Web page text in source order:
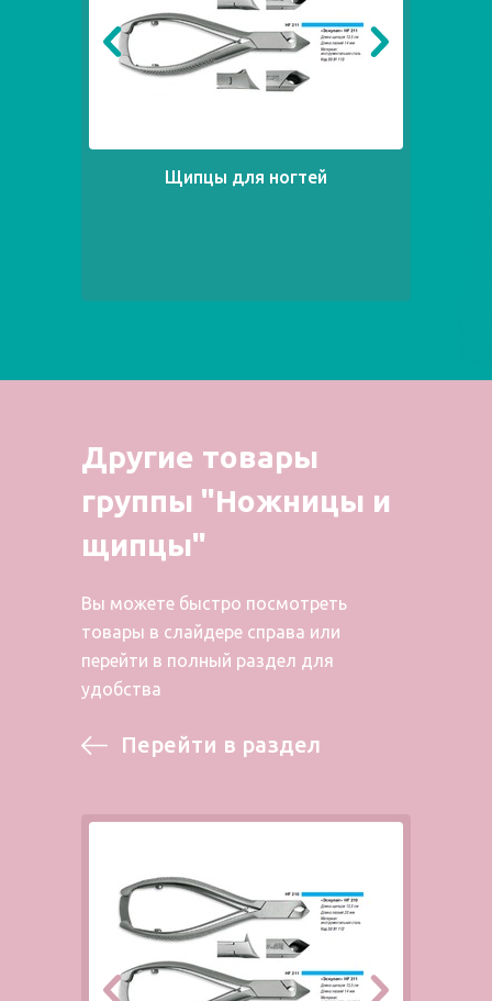
Щипцы для ногтей
Другие товары
группы "Ножницы и
щипцы"
Вы можете быстро посмотреть
товары в слайдере справа или
перейти в полный раздел для
удобства
Перейти в раздел